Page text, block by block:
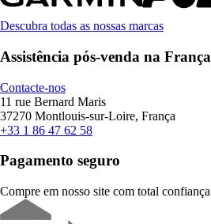
Descubra todas as nossas marcas
Assistência pós-venda na França
Contacte-nos
11 rue Bernard Maris
37270 Montlouis-sur-Loire, França
+33 1 86 47 62 58
Pagamento seguro
Compre em nosso site com total confiança